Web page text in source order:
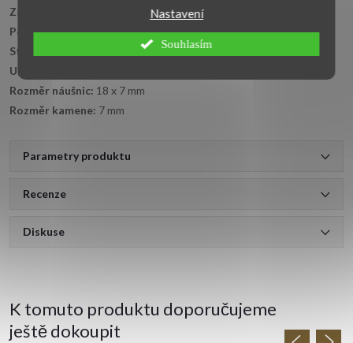
Nastavení
Souhlasím
Zapínání:
Povrchová úprava:lesklá
Styl:
Určení:
Rozměr náušnic: 18 x 7 mm
Rozměr kamene: 7 mm
Parametry produktu
Recenze
Diskuse
K tomuto produktu doporučujeme
ještě dokoupit